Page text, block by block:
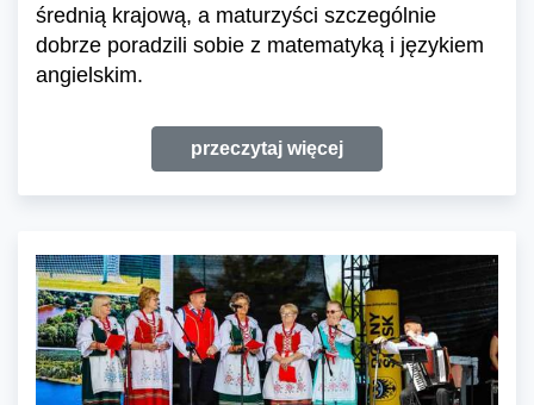
średnią krajową, a maturzyści szczególnie
dobrze poradzili sobie z matematyką i językiem
angielskim.
przeczytaj więcej